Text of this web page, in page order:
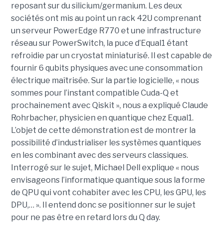
reposant sur du silicium/germanium. Les deux
sociétés ont mis au point un rack 42U comprenant
un serveur PowerEdge R770 et une infrastructure
réseau sur PowerSwitch, la puce d’Equal1 étant
refroidie par un cryostat miniaturisé. Il est capable de
fournir 6 qubits physiques avec une consommation
électrique maîtrisée. Sur la partie logicielle, « nous
sommes pour l’instant compatible Cuda-Q et
prochainement avec Qiskit », nous a expliqué Claude
Rohrbacher, physicien en quantique chez Equal1.
L’objet de cette démonstration est de montrer la
possibilité d’industrialiser les systèmes quantiques
en les combinant avec des serveurs classiques.
Interrogé sur le sujet, Michael Dell explique « nous
envisageons l’informatique quantique sous la forme
de QPU qui vont cohabiter avec les CPU, les GPU, les
DPU,… ». Il entend donc se positionner sur le sujet
pour ne pas être en retard lors du Q day.